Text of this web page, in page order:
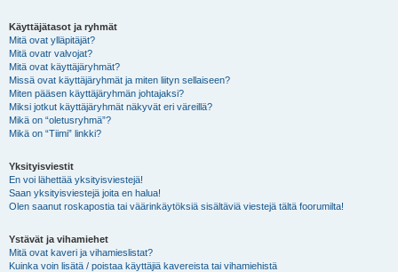
Käyttäjätasot ja ryhmät
Mitä ovat ylläpitäjät?
Mitä ovatr valvojat?
Mitä ovat käyttäjäryhmät?
Missä ovat käyttäjäryhmät ja miten liityn sellaiseen?
Miten pääsen käyttäjäryhmän johtajaksi?
Miksi jotkut käyttäjäryhmät näkyvät eri väreillä?
Mikä on “oletusryhmä”?
Mikä on “Tiimi” linkki?
Yksityisviestit
En voi lähettää yksityisviestejä!
Saan yksityisviestejä joita en halua!
Olen saanut roskapostia tai väärinkäytöksiä sisältäviä viestejä tältä foorumilta!
Ystävät ja vihamiehet
Mitä ovat kaveri ja vihamieslistat?
Kuinka voin lisätä / poistaa käyttäjiä kavereista tai vihamiehistä